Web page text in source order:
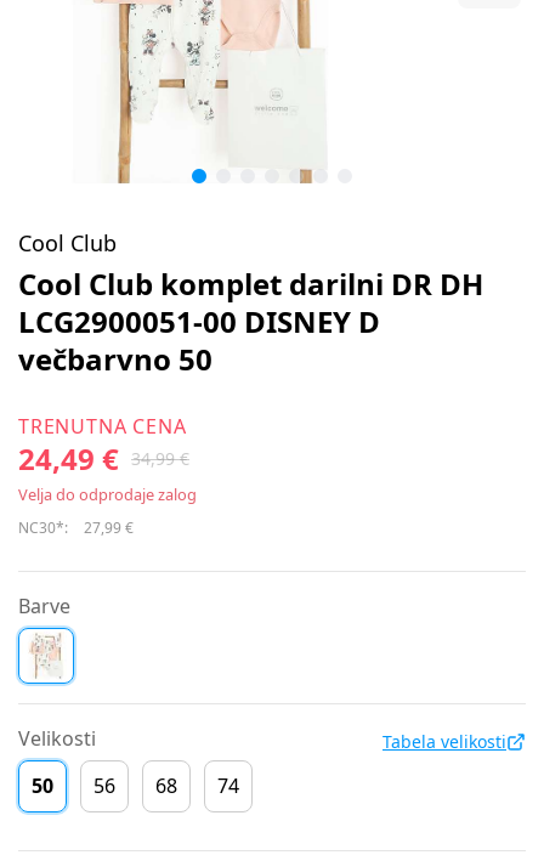
Cool Club
Cool Club komplet darilni DR DH
LCG2900051-00 DISNEY D
večbarvno 50
TRENUTNA CENA
24,49 € 34,99 €
Velja do odprodaje zalog
NC30*: 27,99 €
Barve
Velikosti Tabela velikosti
50 56 68 74